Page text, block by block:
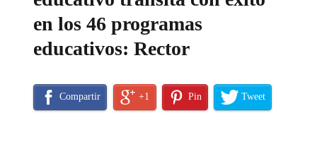
en los 46 programas
educativos: Rector
Compartir +1 Pin Tweet